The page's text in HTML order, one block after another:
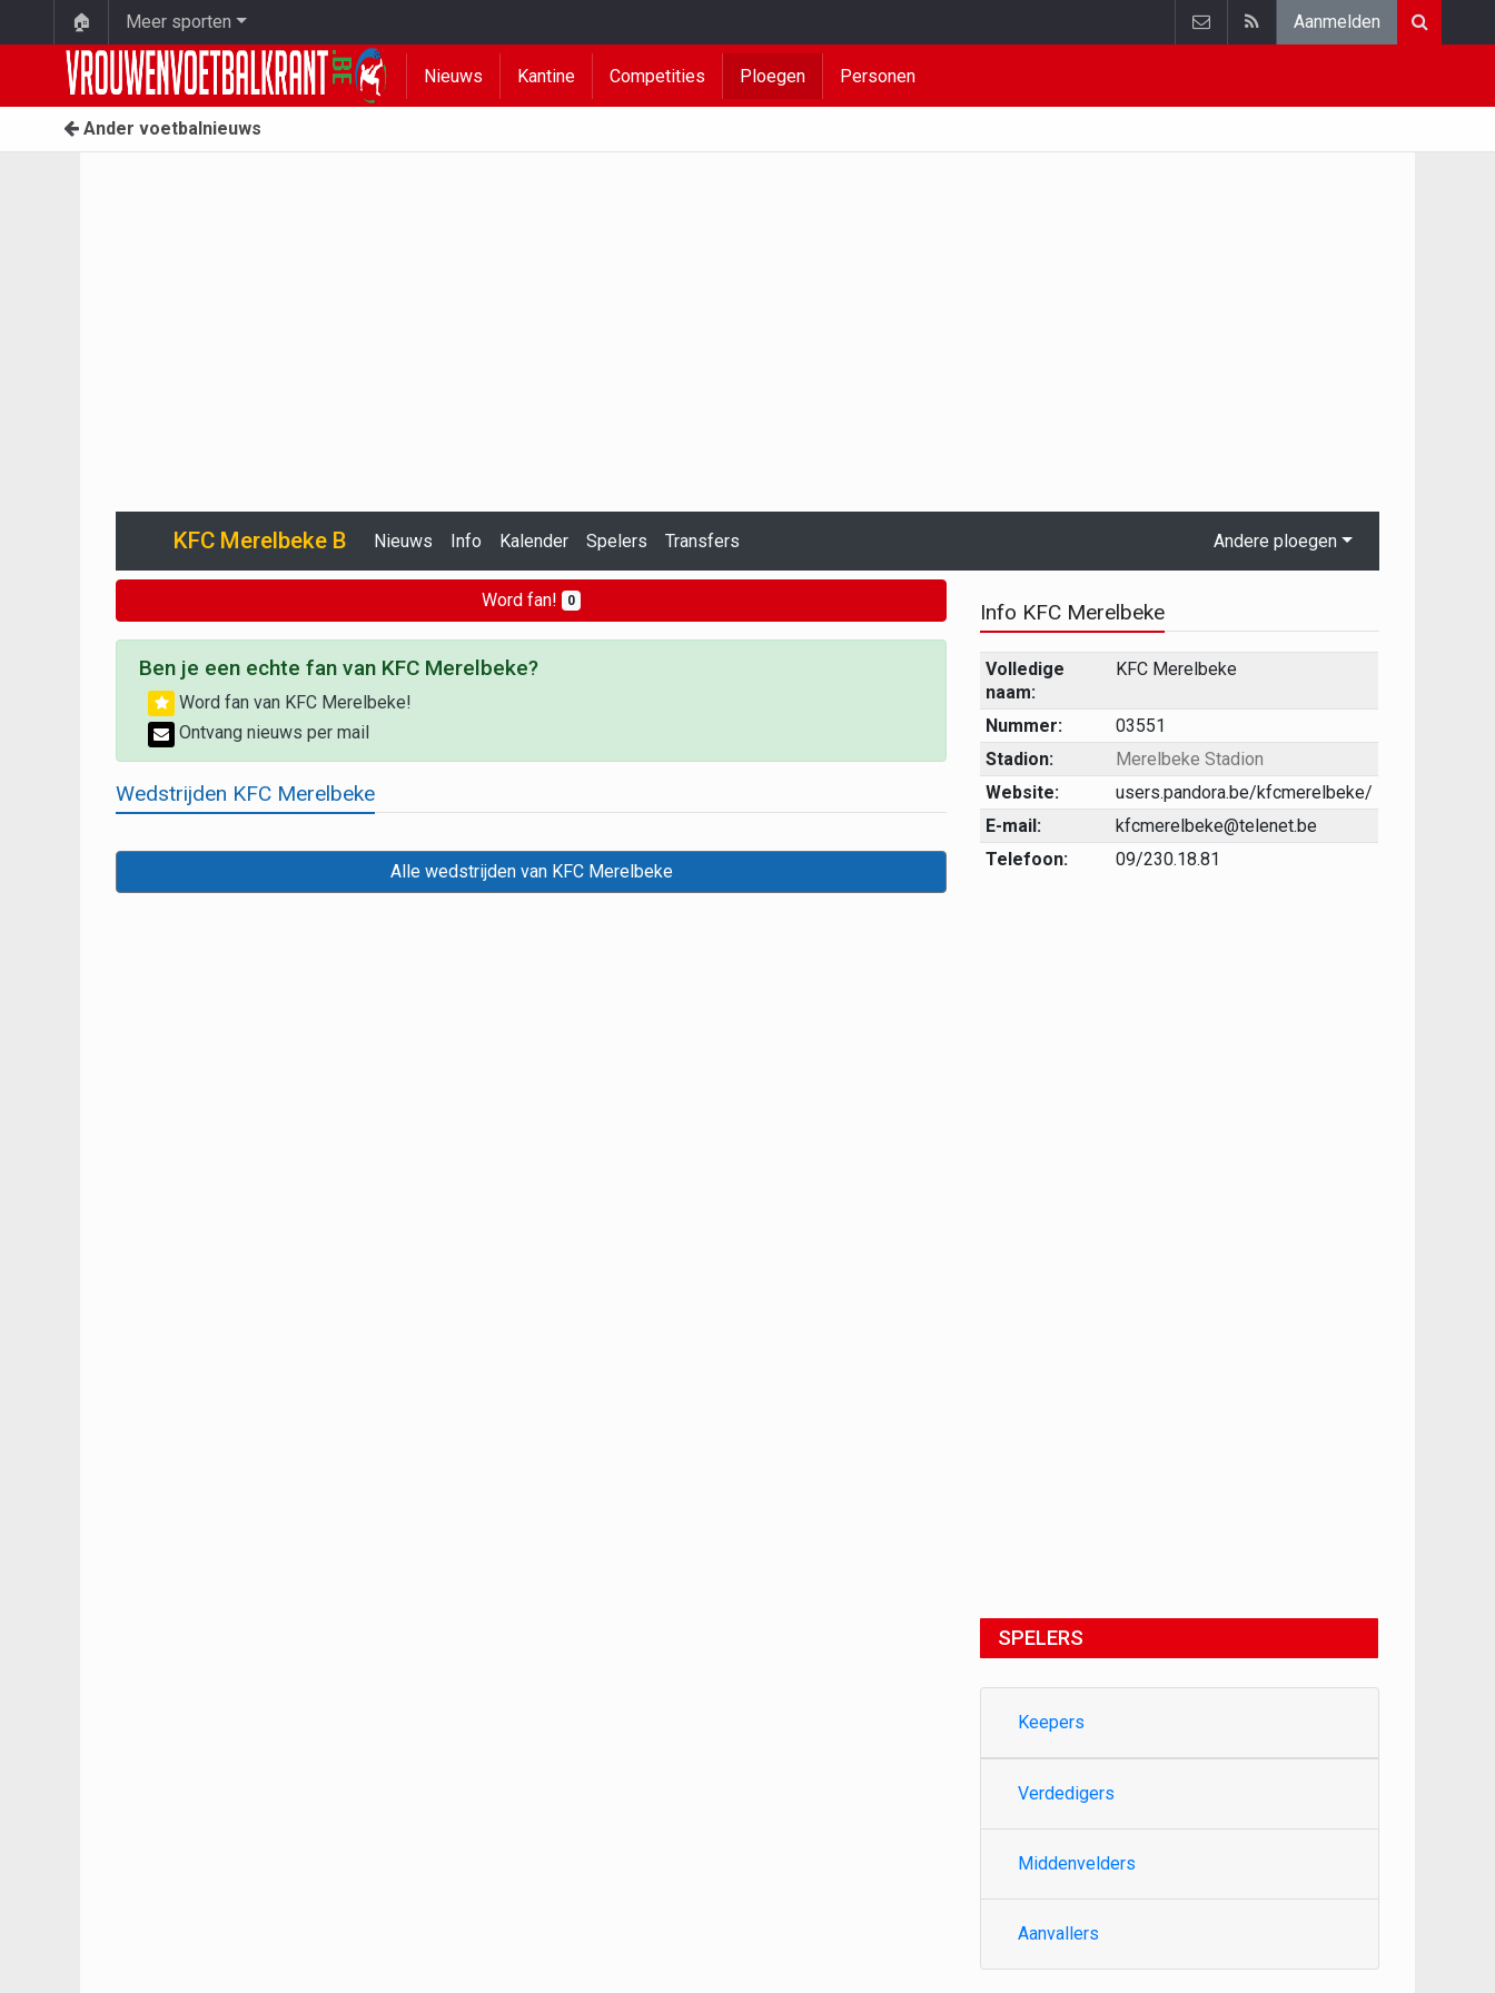
🏠 Meer sporten Aanmelden
Nieuws Kantine Competities Ploegen Personen
Ander voetbalnieuws
KFC Merelbeke B Nieuws Info Kalender Spelers Transfers Andere ploegen
Word fan! 0
Ben je een echte fan van KFC Merelbeke?
Word fan van KFC Merelbeke!
Ontvang nieuws per mail
Wedstrijden KFC Merelbeke
Alle wedstrijden van KFC Merelbeke
Info KFC Merelbeke
Volledige
naam:
KFC Merelbeke
Nummer:
03551
Stadion:
Merelbeke Stadion
Website:
users.pandora.be/kfcmerelbeke/
E-mail:
kfcmerelbeke@telenet.be
Telefoon:
09/230.18.81
SPELERS
Keepers
Verdedigers
Middenvelders
Aanvallers